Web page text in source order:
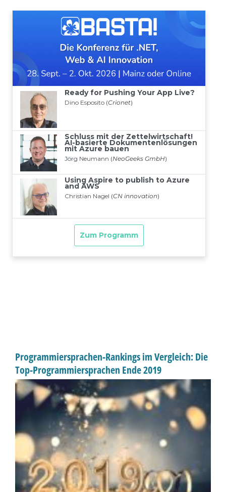
Programmiersprachen-Rankings im Vergleich: Die
Top-Programmiersprachen Ende 2019